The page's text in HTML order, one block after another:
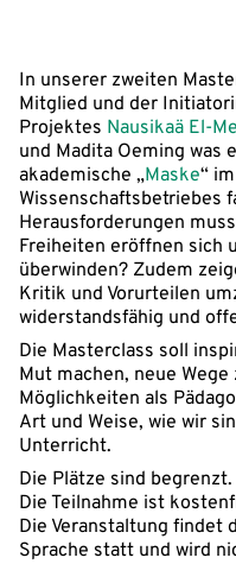
In unserer zweiten
Mitglied und der
Projektes Nausikaä El-
und Madita Oeming was
akademische „Maske“
Wissenschaftsbetriebes
Herausforderungen
Freiheiten eröffnen sich
überwinden? Zudem
Kritik und Vorurteilen
widerstandsfähig und
Die Masterclass soll
Mut machen, neue
Möglichkeiten als
Art und Weise, wie wir
Unterricht.
Die Plätze sind begrenzt.
Die Teilnahme ist
Die Veranstaltung findet
Sprache statt und wird